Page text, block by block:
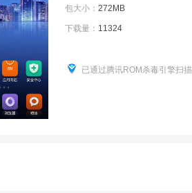
包大小： 272MB
下载量： 11324
已通过腾讯ROM杀毒引擎扫描